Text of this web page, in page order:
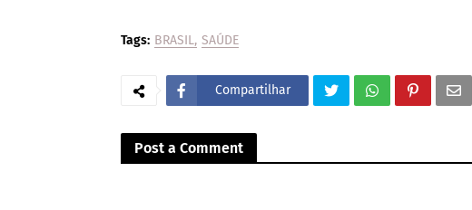
Tags: BRASIL SAÚDE
Compartilhar
Post a Comment